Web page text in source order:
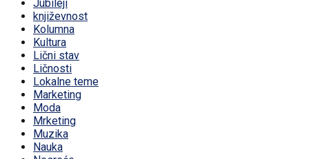
Jubileji
književnost
Kolumna
Kultura
Lični stav
Ličnosti
Lokalne teme
Marketing
Moda
Mrketing
Muzika
Nauka